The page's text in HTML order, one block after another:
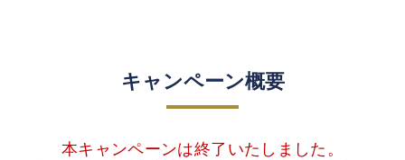
キャンペーン概要
本キャンペーンは終了いたしました。